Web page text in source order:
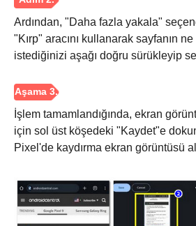
Ardından, "Daha fazla yakala"
"Kırp" aracını kullanarak sayfanın
istediğinizi aşağı doğru sürükleyip
İşlem tamamlandığında, ekran
için sol üst köşedeki "Kaydet"e
Pixel'de kaydırma ekran görüntüsü